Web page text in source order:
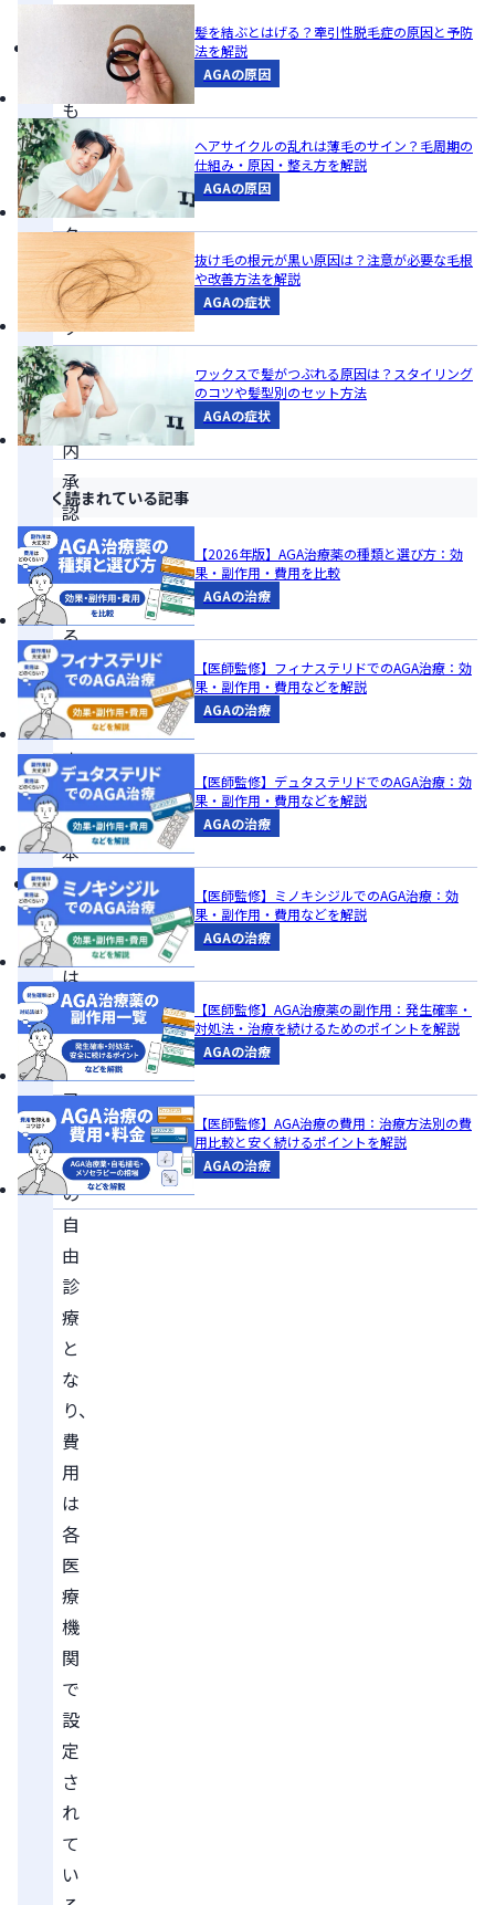
も
AGA
専
門
ク
リ
ニ
ッ
ク
も、
国
内
承
認
薬
に
よ
る
薬
物
治
療
が
基
本
治
療
費
は
全
額
自
己
負
担
の
自
由
診
療
と
な
り、
費
用
は
各
医
療
機
関
で
設
定
さ
れ
て
い
髪を結ぶとはげる？牽引性脱毛症の原因と予防
法を解説
AGAの原因
ヘアサイクルの乱れは薄毛のサイン？毛周期の
仕組み・原因・整え方を解説
AGAの原因
抜け毛の根元が黒い原因は？注意が必要な毛根
や改善方法を解説
AGAの症状
ワックスで髪がつぶれる原因は？スタイリング
のコツや髪型別のセット方法
AGAの症状
よく読まれている記事
【2026年版】AGA治療薬の種類と選び方：効
果・副作用・費用を比較
AGAの治療
【医師監修】フィナステリドでのAGA治療：効
果・副作用・費用などを解説
AGAの治療
【医師監修】デュタステリドでのAGA治療：効
果・副作用・費用などを解説
AGAの治療
【医師監修】ミノキシジルでのAGA治療：効
果・副作用・費用などを解説
AGAの治療
【医師監修】AGA治療薬の副作用：発生確率・
対処法・治療を続けるためのポイントを解説
AGAの治療
【医師監修】AGA治療の費用：治療方法別の費
用比較と安く続けるポイントを解説
AGAの治療